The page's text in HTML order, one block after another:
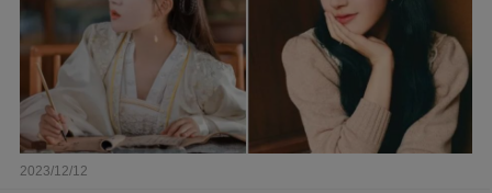
2023/12/12